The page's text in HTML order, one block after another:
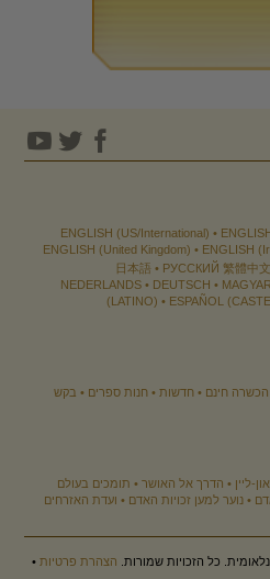
ENGLISH (US/International)
ENGLISH (United Kingdom)
ENGLISH
日本語 РУССКИЙ 繁體中文
NEDERLANDS
DEUTSCH MAGYAR
(LATINO)
ESPAÑOL
הכשרה חינם חדשות חנות ספרים
בקש
ליין הדרך אל האושר
תומכים בעולם
נוער למען זכויות האדם
ועדת האזרחים
הצהרת פרטיות •